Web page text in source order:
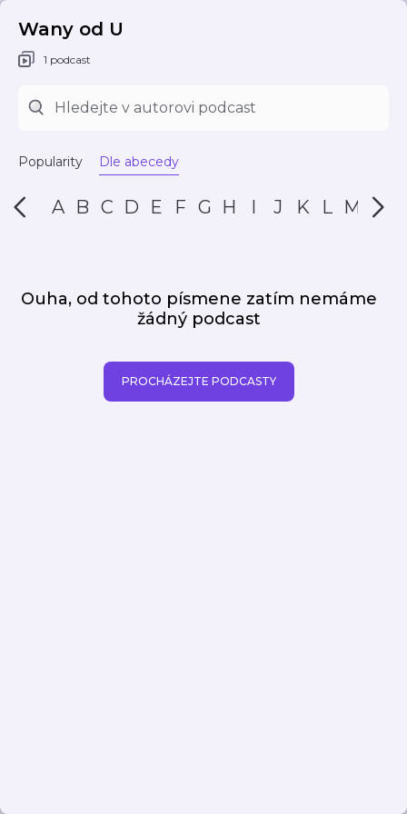
Wany od U
1 podcast
Popularity Dle abecedy
A B C D E F G H I J K L M N
Ouha, od tohoto písmene zatím nemáme
žádný podcast
PROCHÁZEJTE PODCASTY